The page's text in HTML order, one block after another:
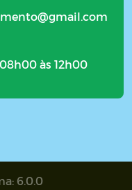
às 12h00
6.0.0